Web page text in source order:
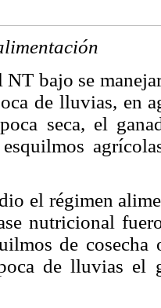
NT bajo se
de lluvias, en
seca, el
el régimen
nutricional
de cosecha
de lluvias el